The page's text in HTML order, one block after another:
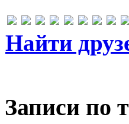
Найти
Записи по